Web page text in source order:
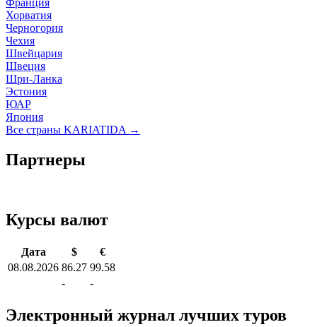
Франция
Хорватия
Черногория
Чехия
Швейцария
Швеция
Шри-Ланка
Эстония
ЮАР
Япония
Все страны KARIATIDA →
Партнеры
Курсы валют
Дата $
€
08.08.2026 86.27 99.58
-
-
Электронный журнал лучших туров